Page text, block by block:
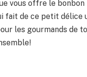
vous offre le bonbon
fait de ce petit délice
les gourmands de